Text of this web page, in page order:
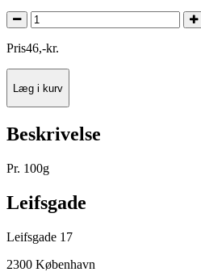
Pris46,-kr.
Læg i kurv
Beskrivelse
Pr. 100g
Leifsgade
Leifsgade 17
2300 København